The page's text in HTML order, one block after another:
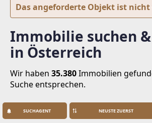
Das angeforderte Objekt ist
Immobilie suchen
in Österreich
Wir haben 35.380Immobilien
Suche entsprechen.
SUCHAGENT